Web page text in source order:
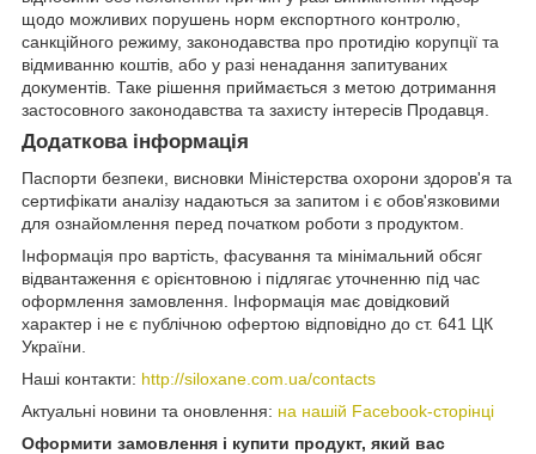
щодо можливих порушень норм експортного контролю,
санкційного режиму, законодавства про протидію корупції та
відмиванню коштів, або у разі ненадання запитуваних
документів. Таке рішення приймається з метою дотримання
застосовного законодавства та захисту інтересів Продавця.
Додаткова інформація
Паспорти безпеки, висновки Міністерства охорони здоров'я та
сертифікати аналізу надаються за запитом і є обов'язковими
для ознайомлення перед початком роботи з продуктом.
Інформація про вартість, фасування та мінімальний обсяг
відвантаження є орієнтовною і підлягає уточненню під час
оформлення замовлення. Інформація має довідковий
характер і не є публічною офертою відповідно до ст. 641 ЦК
України.
Наші контакти: http://siloxane.com.ua/contacts
Актуальні новини та оновлення: на нашій Facebook-сторінці
Оформити замовлення і купити продукт, який вас